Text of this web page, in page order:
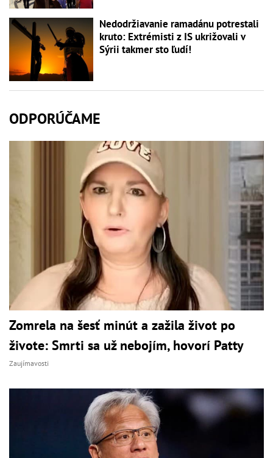
Nedodržiavanie ramadánu potrestali
kruto: Extrémisti z IS ukrižovali v
Sýrii takmer sto ľudí!
ODPORÚČAME
Zomrela na šesť minút a zažila život po
živote: Smrti sa už nebojím, hovorí Patty
Zaujímavosti